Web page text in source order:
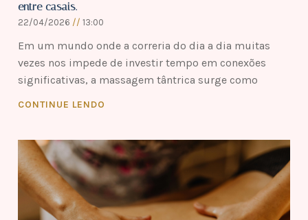
entre casais.
22/04/2026 13:00
Em um mundo onde a correria do dia a dia muitas
vezes nos impede de investir tempo em conexões
significativas, a massagem tântrica surge como
CONTINUE LENDO